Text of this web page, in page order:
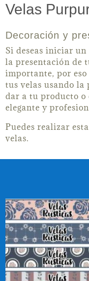
Velas
Decoración y
Si deseas iniciar un
la presentación de
importante, por eso
tus velas usando
dar a tu producto o
elegante y
Puedes realizar
velas.